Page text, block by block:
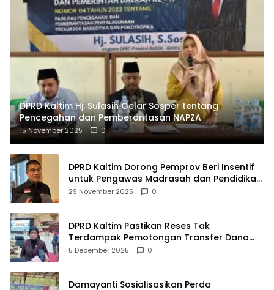
DPRD Kaltim Hj. Sulasih Gelar Sosper tentang
Pencegahan dan Pemberantasan NAPZA
15 November 2025 0
DPRD Kaltim Dorong Pemprov Beri Insentif
untuk Pengawas Madrasah dan Pendidikan
Agama
29 November 2025 0
DPRD Kaltim Pastikan Reses Tak
Terdampak Pemotongan Transfer Dana
Pusat
5 December 2025 0
Damayanti Sosialisasikan Perda